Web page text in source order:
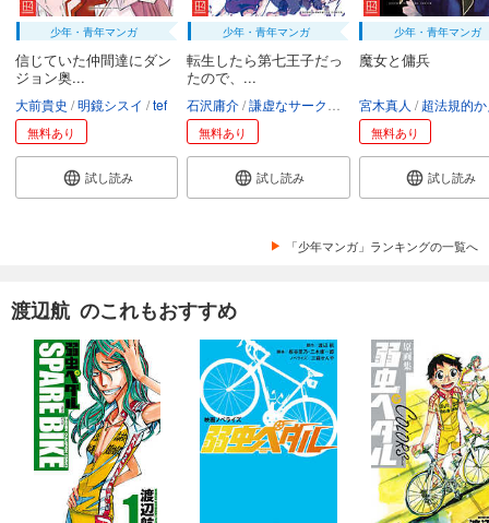
円 (税込)
カート
試し読み
あらすじを表示する
弱虫ペダル 79
649円 (税込)
カート
649円 (税込)
試し読み
あらすじを表示する
弱虫ペダル 81
649円 (税込)
カート
少年・青年マンガ
信じていた仲間達にダン
ジョン奥...
大前貴史 明鏡シスイ tef
無料あり
試し読み
少年・青年マンガ
転生したら第七王子だっ
たので、...
石沢庸介 謙虚なサークル メル。
無料あり
試し読み
少年・青年マンガ
魔女と傭兵
宮木真人 超法規的か
無料あり
試し読み
「少年マンガ」ランキングの一覧へ
渡辺航 のこれもおすすめ